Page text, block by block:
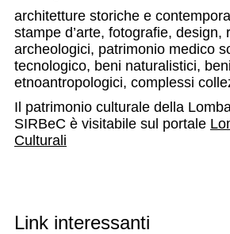
architetture storiche e
stampe d’arte, fotografie, design,
archeologici, patrimonio medico
tecnologico, beni naturalistici, beni
etnoantropologici, complessi
Il patrimonio culturale della
SIRBeC è visitabile sul portale
Culturali
Link interessanti